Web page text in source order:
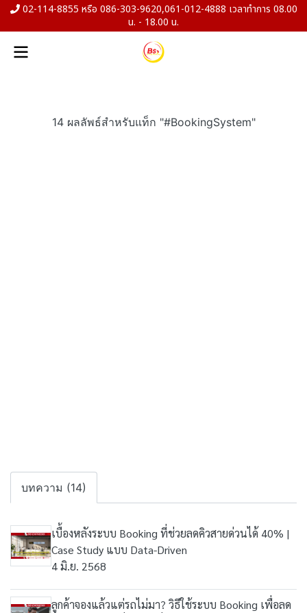
02-114-8855 หรือ 086-303-9620,061-012-4888 เวลาทำการ 08.00
น. - 18.00 น.
14 ผลลัพธ์สำหรับแท็ก "#BookingSystem"
บทความ (14)
เบื้องหลังระบบ Booking ที่ช่วยลดคิวสายด่วนได้ 40% |
Case Study แบบ Data-Driven
4 มิ.ย. 2568
ลูกค้าจองแล้วแต่รถไม่มา? วิธีใช้ระบบ Booking เพื่อลด